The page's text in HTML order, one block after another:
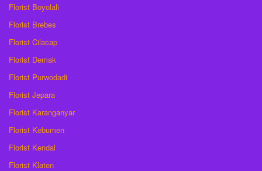
Florist Boyolali
Florist Brebes
Florist Cilacap
Florist Demak
Florist Purwodadi
Florist Jepara
Florist Karanganyar
Florist Kebumen
Florist Kendal
Florist Klaten